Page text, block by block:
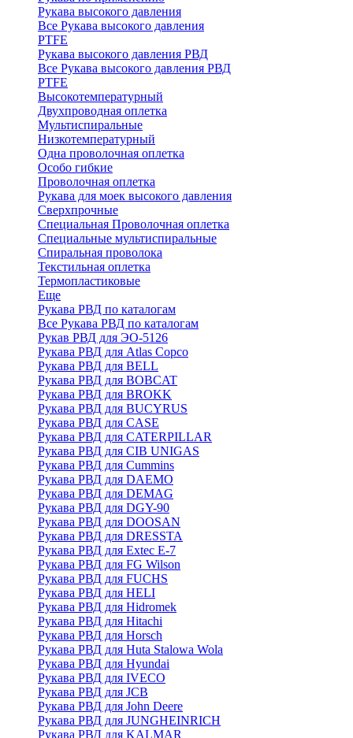
Рукава высокого давления
Все Рукава высокого давления
PTFE
Рукава высокого давления РВД
Все Рукава высокого давления РВД
PTFE
Высокотемпературный
Двухпроводная оплетка
Мультиспиральные
Низкотемпературный
Одна проволочная оплетка
Особо гибкие
Проволочная оплетка
Рукава для моек высокого давления
Сверхпрочные
Специальная Проволочная оплетка
Специальные мультиспиральные
Спиральная проволока
Текстильная оплетка
Термопластиковые
Еще
Рукава РВД по каталогам
Все Рукава РВД по каталогам
Рукав РВД для ЭО-5126
Рукава РВД для Atlas Copco
Рукава РВД для BELL
Рукава РВД для BOBCAT
Рукава РВД для BROKK
Рукава РВД для BUCYRUS
Рукава РВД для CASE
Рукава РВД для CATERPILLAR
Рукава РВД для CIB UNIGAS
Рукава РВД для Cummins
Рукава РВД для DAEMO
Рукава РВД для DEMAG
Рукава РВД для DGY-90
Рукава РВД для DOOSAN
Рукава РВД для DRESSTA
Рукава РВД для Extec E-7
Рукава РВД для FG Wilson
Рукава РВД для FUCHS
Рукава РВД для HELI
Рукава РВД для Hidromek
Рукава РВД для Hitachi
Рукава РВД для Horsch
Рукава РВД для Huta Stalowa Wola
Рукава РВД для Hyundai
Рукава РВД для IVECO
Рукава РВД для JCB
Рукава РВД для John Deere
Рукава РВД для JUNGHEINRICH
Рукава РВД для KALMAR